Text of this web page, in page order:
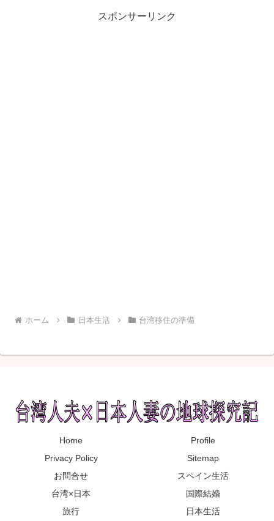
スポンサーリンク
ホーム 日本生活 台湾移住の準備
Home
Profile
Privacy Policy
Sitemap
お問合せ
スペイン生活
台湾×日本
国際結婚
旅行
日本生活